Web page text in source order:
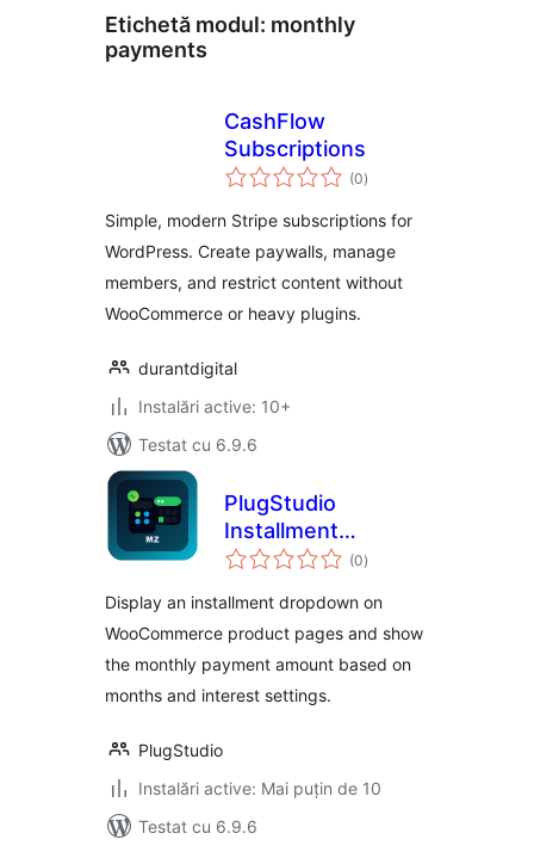
Etichetă modul: monthly
payments
CashFlow
Subscriptions
(0total
aprecieri
)
Simple, modern Stripe subscriptions for
WordPress. Create paywalls, manage
members, and restrict content without
WooCommerce or heavy plugins.
durantdigital
Instalări active: 10+
Testat cu 6.9.6
PlugStudio
Installment
Calculator for
(0total
aprecieri
)
Display an installment dropdown on
WooCommerce product pages and show
the monthly payment amount based on
months and interest settings.
PlugStudio
Instalări active: Mai puțin de 10
Testat cu 6.9.6